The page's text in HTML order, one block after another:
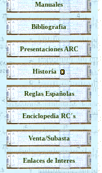
Manuales
Bibliografia
Presentaciones ARC
Historía
Reglas Españolas
Enciclopedia RC´s
Venta/Subasta
Enlaces de Interes